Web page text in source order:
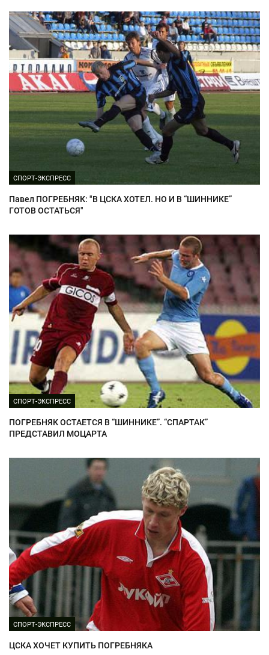
СПОРТ-ЭКСПРЕСС
Павел ПОГРЕБНЯК: "В ЦСКА ХОТЕЛ. НО И В “ШИННИКЕ”
ГОТОВ ОСТАТЬСЯ"
СПОРТ-ЭКСПРЕСС
ПОГРЕБНЯК ОСТАЕТСЯ В “ШИННИКЕ”. “СПАРТАК”
ПРЕДСТАВИЛ МОЦАРТА
СПОРТ-ЭКСПРЕСС
ЦСКА ХОЧЕТ КУПИТЬ ПОГРЕБНЯКА